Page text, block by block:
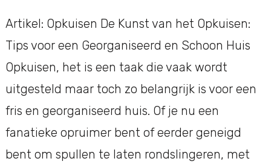
Artikel: Opkuisen De Kunst van het Opkuisen:
Tips voor een Georganiseerd en Schoon Huis
Opkuisen, het is een taak die vaak wordt
uitgesteld maar toch zo belangrijk is voor een
fris en georganiseerd huis. Of je nu een
fanatieke opruimer bent of eerder geneigd
bent om spullen te laten rondslingeren, met